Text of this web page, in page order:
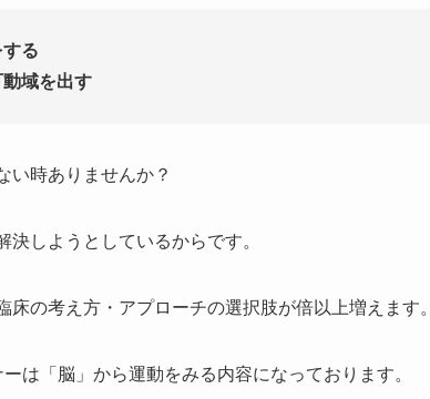
る
域を出す
い時ありませんか？
しようとしているからです。
床の考え方・アプローチの選択肢が倍以上増えます。
は「脳」から運動をみる内容になっております。